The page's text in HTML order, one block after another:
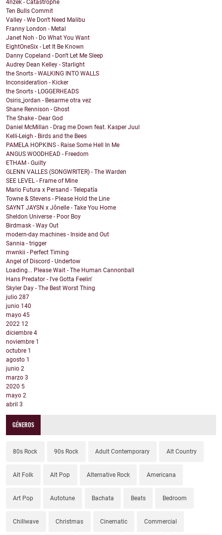
4nzek - Catastrophe
Ten Bulls Commit
Valley - We Don't Need Malibu
Franny London - Metal
Janet Noh - Do What You Want
EightOneSix - Let It Be Known
Danny Copeland - Don't Let Me Sleep
Audrey Dean Kelley - Starlight
the Snorts - WALKING INTO WALLS
Inconsideration - Kicker
the Snorts - LOGGERHEADS
Osiris_jordan - Besarme otra vez
Shane Rennison - Ghost
The Shake - Dear God
Daniel McMillan - Drag me Down feat. Kasper Juul
Kelli-Leigh - Birds and the Bees
PAMELA HOPKINS - Raise Some Hell In Me
ANGUS WOODHEAD - Freedom
ETHAM - Guilty
GLENN VALLES (SONGWRITER) - The Warden
SEE LEVEL - Frame of Mine
Mario Futura x Persand - Telepatía
Towne & Stevens - Please Hold the Line
SAYNT JAYSN x Jônelle - Take You Home
Sheldon Universe - Poor Boy
Birdmask - Way Out
modern-day machines - Inside and Out
Sannia - trigger
mwnkii - Perfect Timing
Angel of Discord - Undertow
Loading... Please Wait - The Human Cannonball
Hans Predator - I've Gotta Feelin'
Skyler Day - The Best Worst Thing
julio 287
junio 140
mayo 45
2022 12
diciembre 4
noviembre 1
octubre 1
agosto 1
junio 2
marzo 3
2020 5
mayo 2
abril 3
GÉNEROS
80s Rock 90s Rock Adult Contemporary Alt Country
Alt Folk Alt Pop Alternative Rock Americana
Art Pop Autotune Bachata Beats Bedroom
Chillwave Christmas Cinematic Commercial